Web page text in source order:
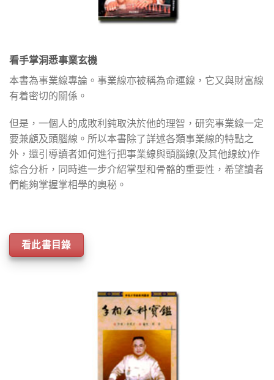
看手掌洞悉事業玄機
本書為事業線專論。事業線亦被稱為命運線，它又與財富線
有着密切的關係。
但是，一個人的成敗利鈍取決於他的理智，研究事業線一定
要兼顧及頭腦線。所以本書除了詳述各類事業線的特點之
外，還引導讀者如何進行把事業線與頭腦線(及其他線紋)作
綜合分析，同時進一步介紹掌型和骨骼的重要性，希望讀者
們能夠掌握掌相學的奧秘。
看此書目錄